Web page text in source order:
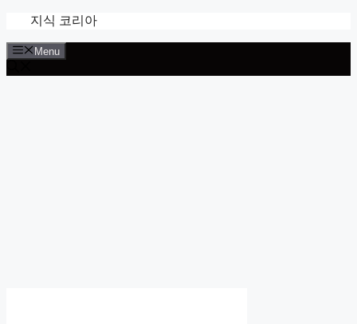
content
지식 코리아
Menu